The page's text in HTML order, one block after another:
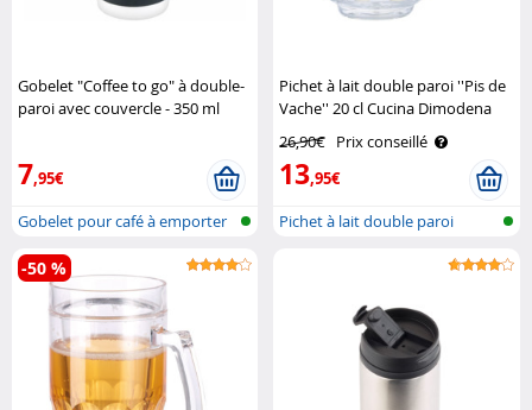
Gobelet "Coffee to go" à double-
paroi avec couvercle - 350 ml
7,95€
Gobelet pour café à emporter
à doub..
Pichet à lait double paroi ''Pis de
Vache'' 20 cl Cucina Dimodena
26,90€ Prix conseillé
13,95€
Pichet à lait double paroi
-50 %